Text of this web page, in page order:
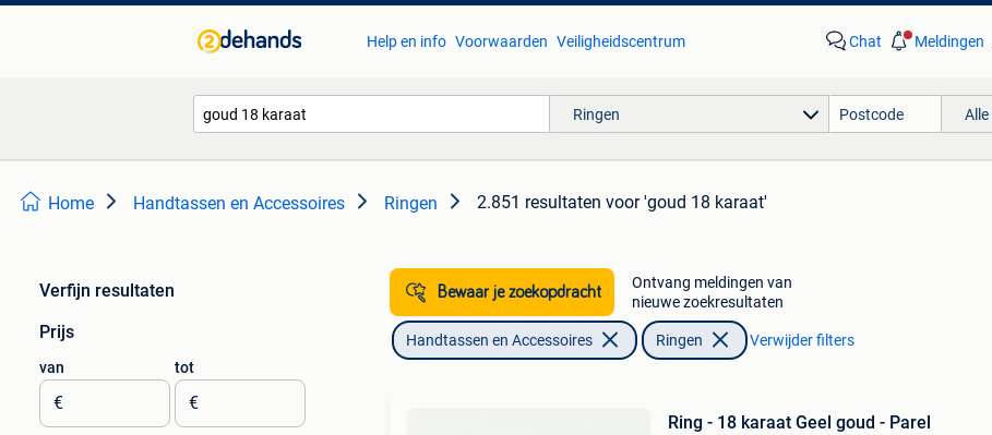
Help en info Voorwaarden Veiligheidscentrum Chat Meldingen
Ringen
Home Handtassen en Accessoires Ringen 2.851 resultaten voor 'goud 18 karaat'
Verfijn resultaten
Prijs
van
€
tot
€
Bewaar je zoekopdracht
Ontvang meldingen van
nieuwe zoekresultaten
Handtassen en Accessoires Ringen Verwijder filters
Ring - 18 karaat Geel goud - Parel